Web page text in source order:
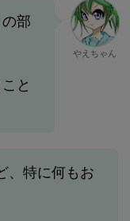
部
と
やえちゃん
、特に何もお